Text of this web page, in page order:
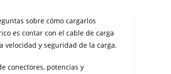
sobre cómo cargarlos
es contar con el cable de carga
velocidad y seguridad de la carga.
conectores, potencias y